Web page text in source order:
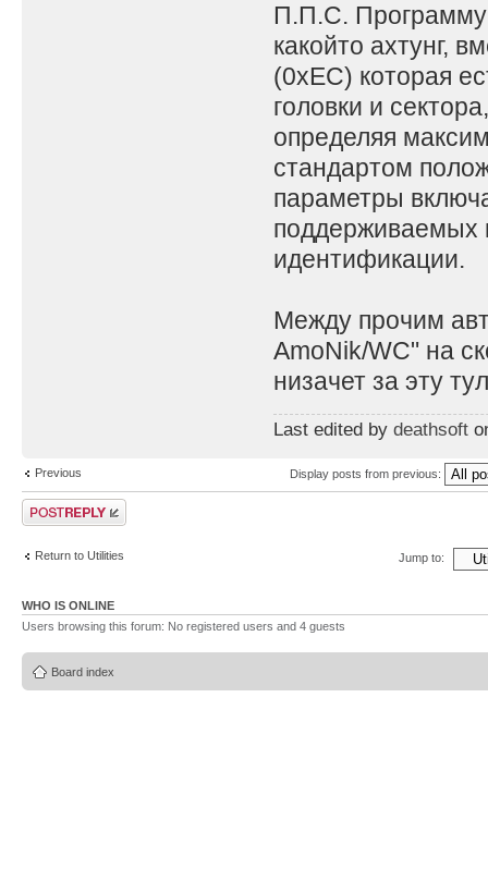
П.П.С. Программу
какойто ахтунг,
(0xEC) которая
головки и
определяя
стандартом
параметры
поддерживаемых
идентификации.
Между прочим
AmoNik/WC" на
низачет за эту
Last edited by deathsoft
Previous Display posts from previous:
Post a reply
Return to Utilities Jump to:
WHO IS ONLINE
Users browsing this forum: No registered users and 4 guests
Board index